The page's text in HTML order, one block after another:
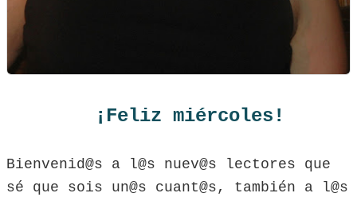
¡Feliz miércoles!
Bienvenid@s a l@s nuev@s lectores que
sé que sois un@s cuant@s, también a l@s